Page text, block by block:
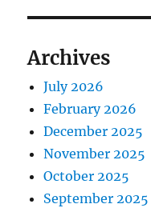
Archives
July 2026
February 2026
December 2025
November 2025
October 2025
September 2025